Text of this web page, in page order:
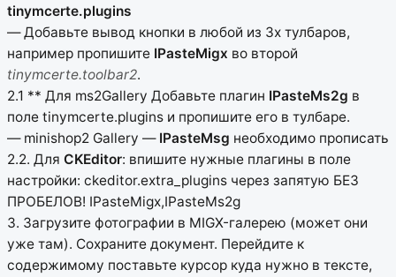
tinymcerte.plugins
— Добавьте вывод кнопки в любой из 3х тулбаров,
например пропишите IPasteMigx во второй
tinymcerte.toolbar2.
2.1 ** Для ms2Gallery Добавьте плагин IPasteMs2g в
поле tinymcerte.plugins и пропишите его в тулбаре.
— minishop2 Gallery — IPasteMsg необходимо прописать
2.2. Для CKEditor: впишите нужные плагины в поле
настройки: ckeditor.extra_plugins через запятую БЕЗ
ПРОБЕЛОВ! IPasteMigx,IPasteMs2g
3. Загрузите фотографии в MIGX-галерею (может они
уже там). Сохраните документ. Перейдите к
содержимому поставьте курсор куда нужно в тексте,